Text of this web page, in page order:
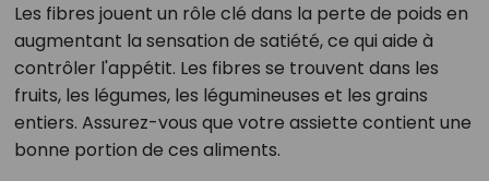
Les fibres jouent un rôle clé dans la perte de poids en
augmentant la sensation de satiété, ce qui aide à
contrôler l'appétit. Les fibres se trouvent dans les
fruits, les légumes, les légumineuses et les grains
entiers. Assurez-vous que votre assiette contient une
bonne portion de ces aliments.